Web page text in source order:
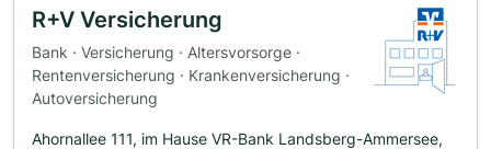
R+V Versicherung
Bank · Versicherung · Altersvorsorge ·
Rentenversicherung · Krankenversicherung ·
Autoversicherung
Ahornallee 111, im Hause VR-Bank Landsberg-Ammersee,